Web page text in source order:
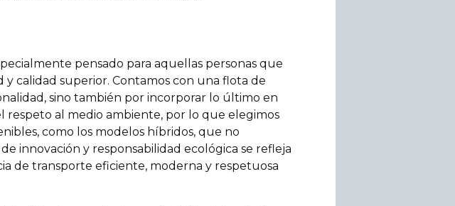
pensado para aquellas personas que
calidad superior. Contamos con una flota de
sino también por incorporar lo último en
respeto al medio ambiente, por lo que elegimos
como los modelos híbridos, que no
innovación y responsabilidad ecológica se refleja
de transporte eficiente, moderna y respetuosa